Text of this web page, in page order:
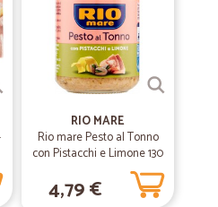
ma per il resto tutto bene, ottima
29/06/2019
22/03/2019
RIO MARE
Rio mare Pesto al Tonno
con Pistacchi e Limone 130
4,79 €